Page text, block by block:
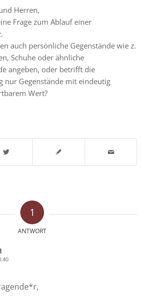
Herren,
Frage zum Ablauf einer
auch persönliche Gegenstände wie z.
Schuhe oder ähnliche
angeben, oder betrifft die
nur Gegenstände mit eindeutig
Wert?
1
ANTWORT